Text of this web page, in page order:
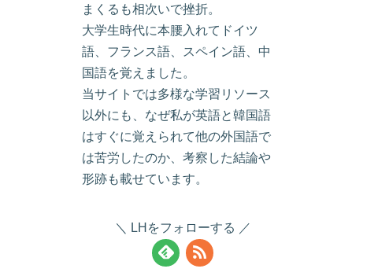
まくるも相次いで挫折。
大学生時代に本腰入れてドイツ
語、フランス語、スペイン語、中
国語を覚えました。
当サイトでは多様な学習リソース
以外にも、なぜ私が英語と韓国語
はすぐに覚えられて他の外国語で
は苦労したのか、考察した結論や
形跡も載せています。
LHをフォローする